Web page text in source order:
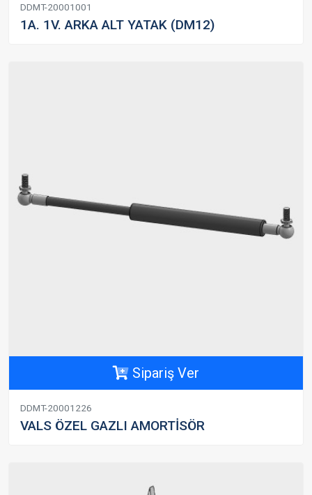
DDMT-20001001
1A. 1V. ARKA ALT YATAK (DM12)
Sipariş Ver
DDMT-20001226
VALS ÖZEL GAZLI AMORTİSÖR